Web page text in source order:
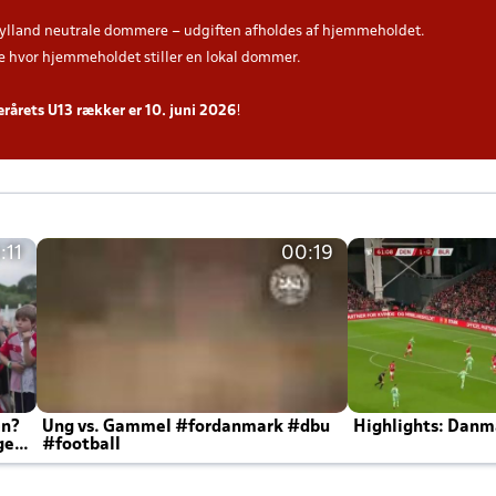
neutrale dommere – udgiften afholdes af hjemmeholdet.
hvor hjemmeholdet stiller en lokal dommer.
U13 rækker er 10. juni 2026!
00:19
Ung vs. Gammel #fordanmark #dbu
#football
Highlights: